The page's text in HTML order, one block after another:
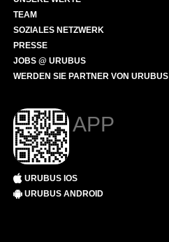
TEAM
SOZIALES NETZWERK
PRESSE
JOBS @ URUBUS
WERDEN SIE PARTNER VON URUBUS
APP
URUBUS IOS
URUBUS ANDROID